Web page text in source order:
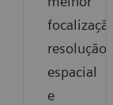
focalização,
resolução
espacial
e